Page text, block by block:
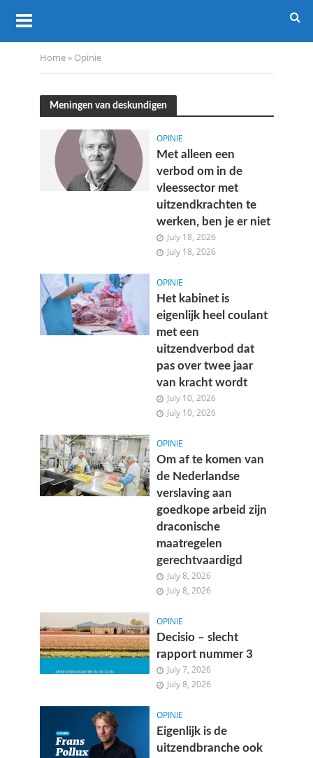
Home» Opinie
Meningen van deskundigen
OPINIE
Met alleen een
verbod om in de
vleessector met
uitzendkrachten te
werken, ben je er niet
July 18, 2026
July 18, 2026
OPINIE
Het kabinet is
eigenlijk heel coulant
met een
uitzendverbod dat
pas over twee jaar
van kracht wordt
July 10, 2026
July 10, 2026
OPINIE
Om af te komen van
de Nederlandse
verslaving aan
goedkope arbeid zijn
draconische
maatregelen
gerechtvaardigd
July 8, 2026
July 8, 2026
OPINIE
Decisio – slecht
rapport nummer 3
July 7, 2026
July 8, 2026
OPINIE
Eigenlijk is de
uitzendbranche ook